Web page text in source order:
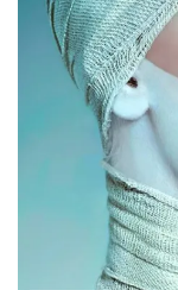
черт. Но
«нос